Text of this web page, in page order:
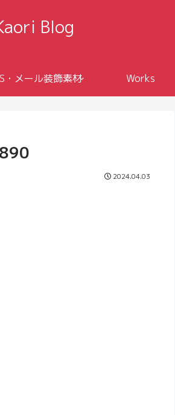
Blog
・メール装飾素材 Works
2024.04.03